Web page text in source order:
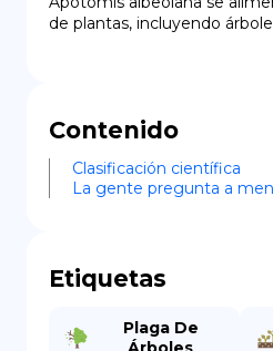
de plantas, incluyendo
Contenido
Clasificación científica
La gente pregunta a
Etiquetas
Plaga De